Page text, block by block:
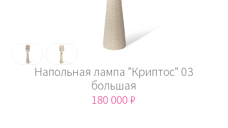
Напольная лампа "Криптос" 03
большая
180 000 ₽